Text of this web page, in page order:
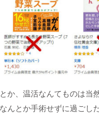
か、温活なんてものは当
んとか手術せずに過ごし